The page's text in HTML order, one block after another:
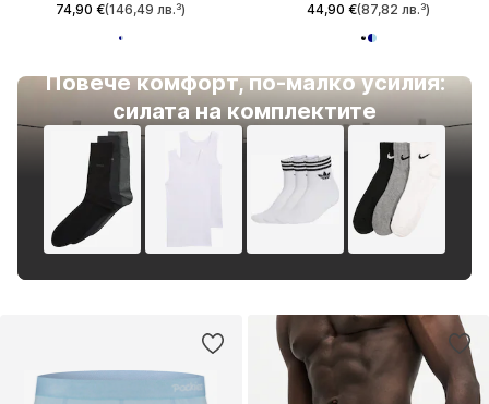
74,90 €(146,49 лв.³)
Повече комфорт, по-малко усилия:
силата на комплектите
44,90 €(87,82 лв.³)